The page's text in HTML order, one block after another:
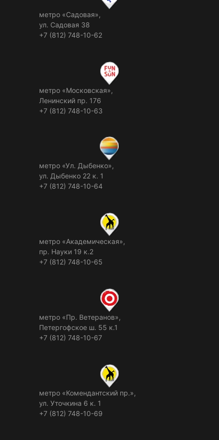
метро «Садовая»,
ул. Садовая 38
+7 (812) 748-10-62
метро «Московская»,
Ленинский пр. 176
+7 (812) 748-10-63
метро «Ул. Дыбенко»,
ул. Дыбенко 22 к. 1
+7 (812) 748-10-64
метро «Академическая»,
пр. Науки 19 к.2
+7 (812) 748-10-65
метро «Пр. Ветеранов»,
Петергофское ш. 55 к.1
+7 (812) 748-10-67
метро «Комендантский пр.»,
ул. Уточкина 6 к. 1
+7 (812) 748-10-69